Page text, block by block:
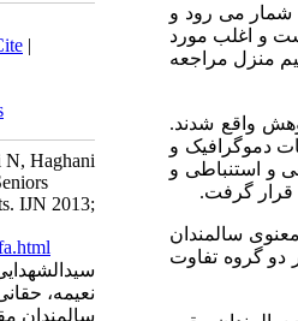
|
N, Haghani
IJN 2013;
نعیمه،
سالمندان
شمار می رود و
و اغلب مورد
منزل مراجعه
دموگرافیک و
و استنباطی و
6 ± 92/63 و میانگین نمره سلامت معنوی سالمندان
در هر دو گروه تفاوت